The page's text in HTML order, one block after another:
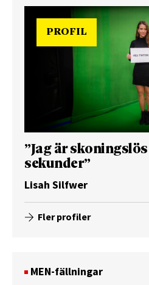
PROFIL
”Jag är
sekunder”
Lisah Silfwer
Fler profiler
MEN-fällningar